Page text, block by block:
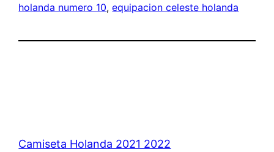
holanda numero 10, equipacion celeste holanda
Camiseta Holanda 2021 2022